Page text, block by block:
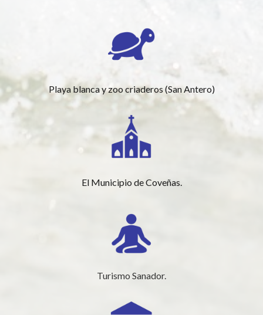
Playa blanca y zoo criaderos (San Antero)
El Municipio de Coveñas.
Turismo Sanador.